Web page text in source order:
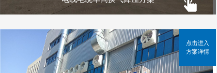
点击进入
方案详情